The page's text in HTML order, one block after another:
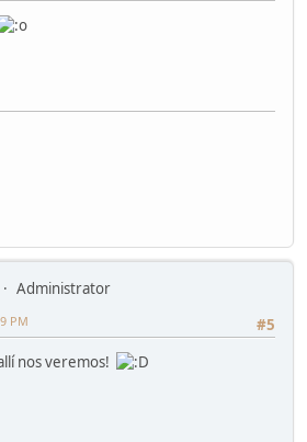
Administrator
#5
PM
nos veremos!